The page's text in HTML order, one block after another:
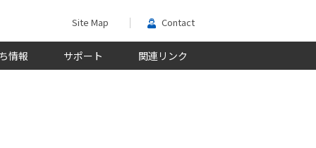
Site Map Contact
情報 サポート 関連リンク